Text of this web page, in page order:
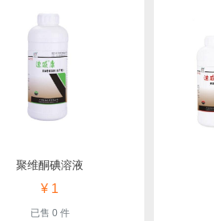
聚维酮碘溶液
¥ 1
已售 0 件